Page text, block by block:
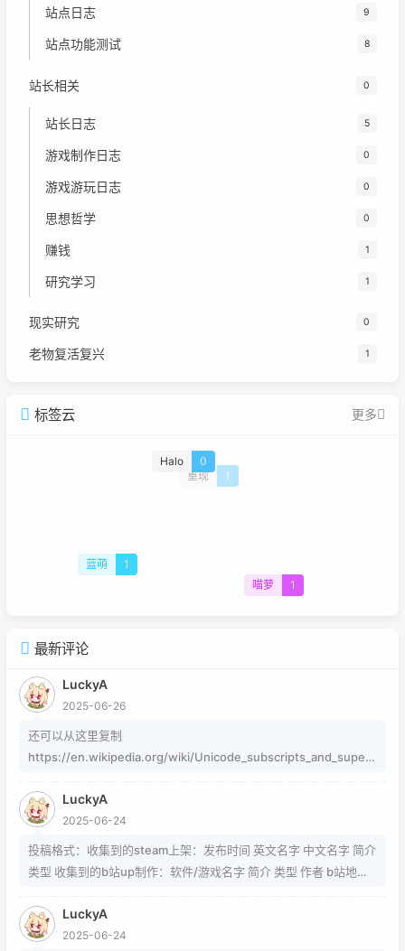
站点日志 9
站点功能测试 8
站长相关 0
站长日志 5
游戏制作日志 0
游戏游玩日志 0
思想哲学 0
赚钱 1
研究学习 1
现实研究 0
老物复活复兴 1
标签云 更多
Halo 0
喵萝 1
重现
蓝萌 1
最新评论
LuckyA
2025-06-26
还可以从这里复制
https://en.wikipedia.org/wiki/Unicode_subscripts_and_supers
https://www.jiuwa.net/xzm/ 相关问题可以在这里找到
https://www.zhihu.com/question/54913586/answer/8092801
89 https://www.zhihu.com/question/339693605 事实上用的是
word中的Cambria Math和Helvetica字体弄出来的 但经过试验发
的就不需要我教了 上标:sup 下标:sub 上标:上标文字 下标:下标文字
当然网页中就需要代码了
LuckyA
2025-06-24
投稿格式：收集到的steam上架：发布时间 英文名字 中文名字 简介
类型 收集到的b站up制作：软件/游戏名字 简介 类型 作者 b站地址
LuckyA
2025-06-24